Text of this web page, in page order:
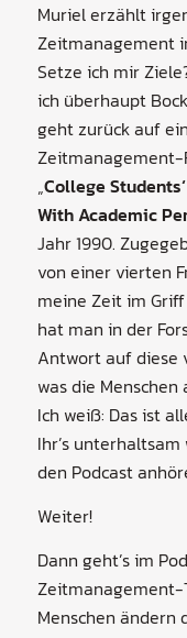
Muriel erzählt
Zeitmanagement
Setze ich mir
ich überhaupt
geht zurück auf
Zeitmanagement-
„College
With Academic
Jahr 1990.
von einer vierten
meine Zeit im
hat man in der
Antwort auf diese
was die
Ich weiß: Das ist
Ihr’s
den Podcast
Weiter!
Dann geht’s im
Zeitmanagement-
Menschen ändern